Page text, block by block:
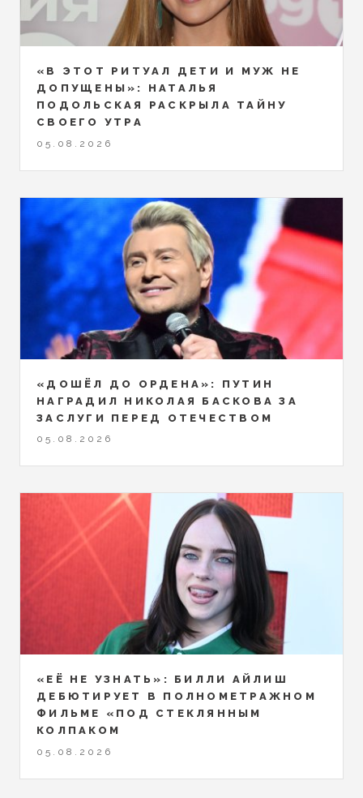
«В ЭТОТ РИТУАЛ ДЕТИ И МУЖ НЕ
ДОПУЩЕНЫ»: НАТАЛЬЯ
ПОДОЛЬСКАЯ РАСКРЫЛА ТАЙНУ
СВОЕГО УТРА
05.08.2026
«ДОШЁЛ ДО ОРДЕНА»: ПУТИН
НАГРАДИЛ НИКОЛАЯ БАСКОВА ЗА
ЗАСЛУГИ ПЕРЕД ОТЕЧЕСТВОМ
05.08.2026
«ЕЁ НЕ УЗНАТЬ»: БИЛЛИ АЙЛИШ
ДЕБЮТИРУЕТ В ПОЛНОМЕТРАЖНОМ
ФИЛЬМЕ «ПОД СТЕКЛЯННЫМ
КОЛПАКОМ
05.08.2026